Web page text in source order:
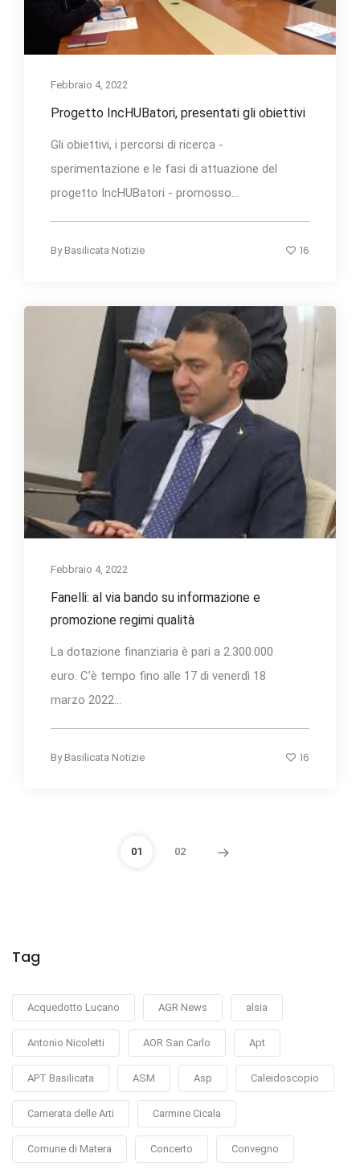
Febbraio 4, 2022
Progetto IncHUBatori, presentati gli obiettivi
Gli obiettivi, i percorsi di ricerca -
sperimentazione e le fasi di attuazione del
progetto IncHUBatori - promosso...
By Basilicata Notizie 16
Febbraio 4, 2022
Fanelli: al via bando su informazione e
promozione regimi qualità
La dotazione finanziaria è pari a 2.300.000
euro. C’è tempo fino alle 17 di venerdì 18
marzo 2022...
By Basilicata Notizie 16
01 02
Tag
Acquedotto Lucano AGR News alsia
Antonio Nicoletti AOR San Carlo Apt
APT Basilicata ASM Asp Caleidoscopio
Camerata delle Arti Carmine Cicala
Comune di Matera Concerto Convegno